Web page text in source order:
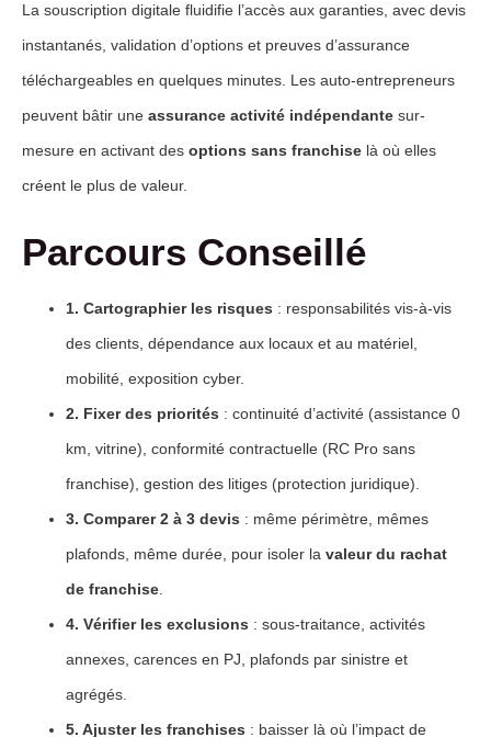
La souscription digitale fluidifie l’accès aux garanties, avec devis
instantanés, validation d’options et preuves d’assurance
téléchargeables en quelques minutes. Les auto-entrepreneurs
peuvent bâtir une assurance activité indépendante sur-
mesure en activant des options sans franchise là où elles
créent le plus de valeur.
Parcours Conseillé
1. Cartographier les risques : responsabilités vis-à-vis
des clients, dépendance aux locaux et au matériel,
mobilité, exposition cyber.
2. Fixer des priorités : continuité d’activité (assistance 0
km, vitrine), conformité contractuelle (RC Pro sans
franchise), gestion des litiges (protection juridique).
3. Comparer 2 à 3 devis : même périmètre, mêmes
plafonds, même durée, pour isoler la valeur du rachat
de franchise
4. Vérifier les exclusions : sous-traitance, activités
annexes, carences en PJ, plafonds par sinistre et
agrégés.
5. Ajuster les franchises : baisser là où l’impact de